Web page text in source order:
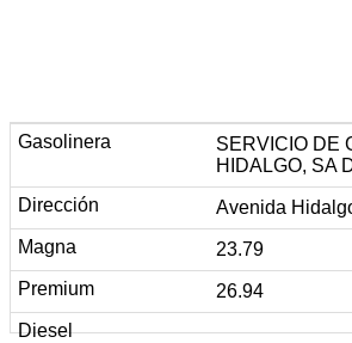
SERVICIO DE
HIDALGO, SA
Avenida
23.79
26.94